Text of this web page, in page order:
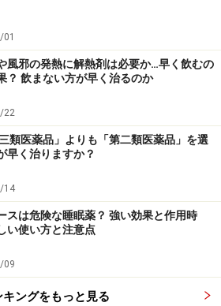
して自然のものを利用できている
まま自然のものを利用したら、命
心得るべきです。毎年食中毒で亡
せんし、最近の機能性表示食品で
成分も細菌由来の「天然成分」と
物は、あらかじめ安全性試験が行
規格や基準が定められたうえで、
すので、わからないことが多い天
安全で、健康被害につながる可能
えるべきです。
風邪の発熱に解熱剤は必要か…早く飲むの
？ 飲まない方が早く治るのか
22
類医薬品」よりも「第二類医薬品」を選
早く治りますか？
14
スは危険な睡眠薬？ 強い効果と作用時
い使い方と注意点
09
キングをもっと見る